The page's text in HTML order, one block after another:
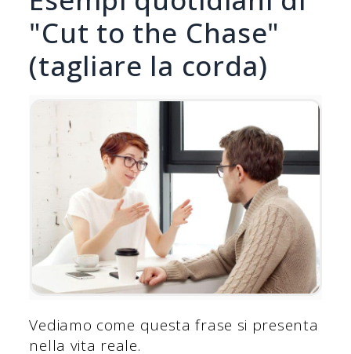
"Cut to the Chase"
(tagliare la corda)
Vediamo come questa frase si presenta
nella vita reale.